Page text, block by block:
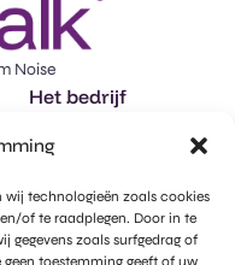
wij technologieën zoals cookies
of te raadplegen. Door in te
gegevens zoals surfgedrag of
geen toestemming geeft of uw
Noise
Het bedrijf
Marktintelligentie